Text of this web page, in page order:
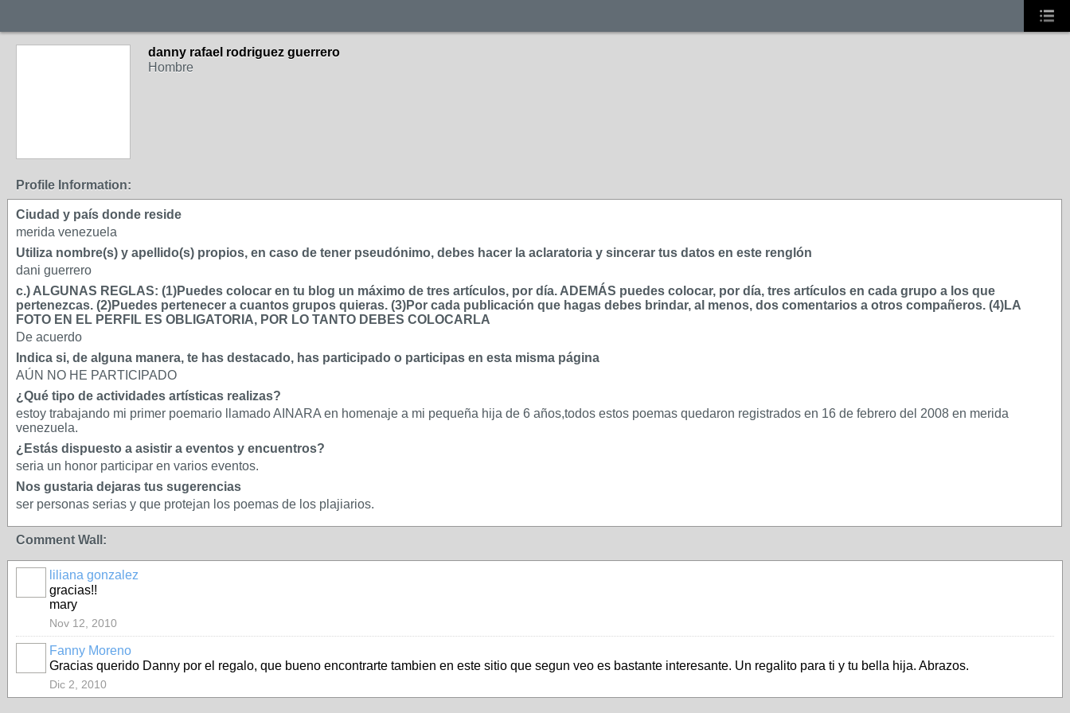
danny rafael rodriguez guerrero
Hombre
Profile Information:
Ciudad y país donde reside
merida venezuela
Utiliza nombre(s) y apellido(s) propios, en caso de tener pseudónimo, debes hacer la aclaratoria y sincerar tus datos en este renglón
dani guerrero
c.) ALGUNAS REGLAS: (1)Puedes colocar en tu blog un máximo de tres artículos, por día. ADEMÁS puedes colocar, por día, tres artículos en cada grupo a los que
pertenezcas. (2)Puedes pertenecer a cuantos grupos quieras. (3)Por cada publicación que hagas debes brindar, al menos, dos comentarios a otros compañeros. (4)LA
FOTO EN EL PERFIL ES OBLIGATORIA, POR LO TANTO DEBES COLOCARLA
De acuerdo
Indica si, de alguna manera, te has destacado, has participado o participas en esta misma página
AÚN NO HE PARTICIPADO
¿Qué tipo de actividades artísticas realizas?
estoy trabajando mi primer poemario llamado AINARA en homenaje a mi pequeña hija de 6 años,todos estos poemas quedaron registrados en 16 de febrero del 2008 en merida
venezuela.
¿Estás dispuesto a asistir a eventos y encuentros?
seria un honor participar en varios eventos.
Nos gustaria dejaras tus sugerencias
ser personas serias y que protejan los poemas de los plajiarios.
Comment Wall:
liliana gonzalez
gracias!!
mary
Nov 12, 2010
Fanny Moreno
Gracias querido Danny por el regalo, que bueno encontrarte tambien en este sitio que segun veo es bastante interesante. Un regalito para ti y tu bella hija. Abrazos.
Dic 2, 2010